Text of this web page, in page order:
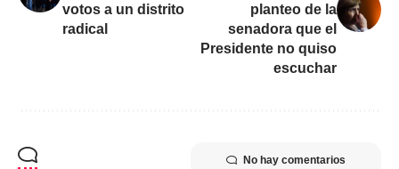
votos a un distrito
radical
planteo de la
senadora que el
Presidente no quiso
escuchar
No hay comentarios